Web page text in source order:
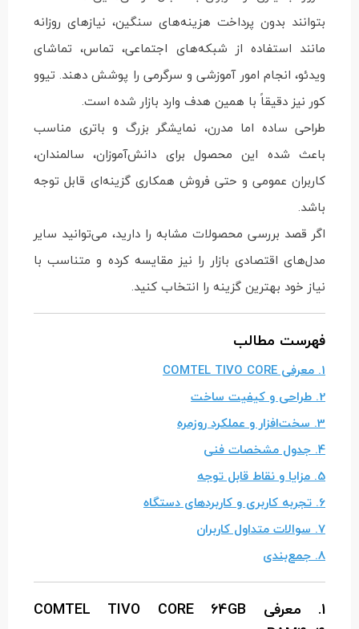
بتوانند بدون پرداخت هزینه‌های سنگین، نیازهای روزانه
مانند استفاده از شبکه‌های اجتماعی، تماس، تماشای
ویدئو، انجام امور آموزشی و سرگرمی را پوشش دهند. تیوو
کور نیز دقیقاً با همین هدف وارد بازار شده است.
طراحی ساده اما مدرن، نمایشگر بزرگ و باتری مناسب
باعث شده این محصول برای دانش‌آموزان، سالمندان،
کاربران عمومی و حتی فروش همکاری گزینه‌ای قابل توجه
باشد.
اگر قصد بررسی محصولات مشابه را دارید، می‌توانید سایر
مدل‌های اقتصادی بازار را نیز مقایسه کرده و متناسب با
نیاز خود بهترین گزینه را انتخاب کنید.
فهرست مطالب
1. معرفی COMTEL TIVO CORE
2. طراحی و کیفیت ساخت
3. سخت‌افزار و عملکرد روزمره
4. جدول مشخصات فنی
5. مزایا و نقاط قابل توجه
6. تجربه کاربری و کاربردهای دستگاه
7. سوالات متداول کاربران
8. جمع‌بندی
1. معرفی COMTEL TIVO CORE 64GB